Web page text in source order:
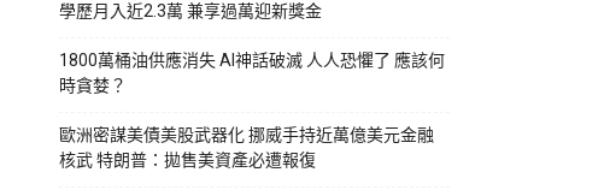
學歷月入近2.3萬 兼享過萬迎新獎金
1800萬桶油供應消失 AI神話破滅 人人恐懼了 應該何
時貪婪？
歐洲密謀美債美股武器化 挪威手持近萬億美元金融
核武 特朗普：拋售美資產必遭報復